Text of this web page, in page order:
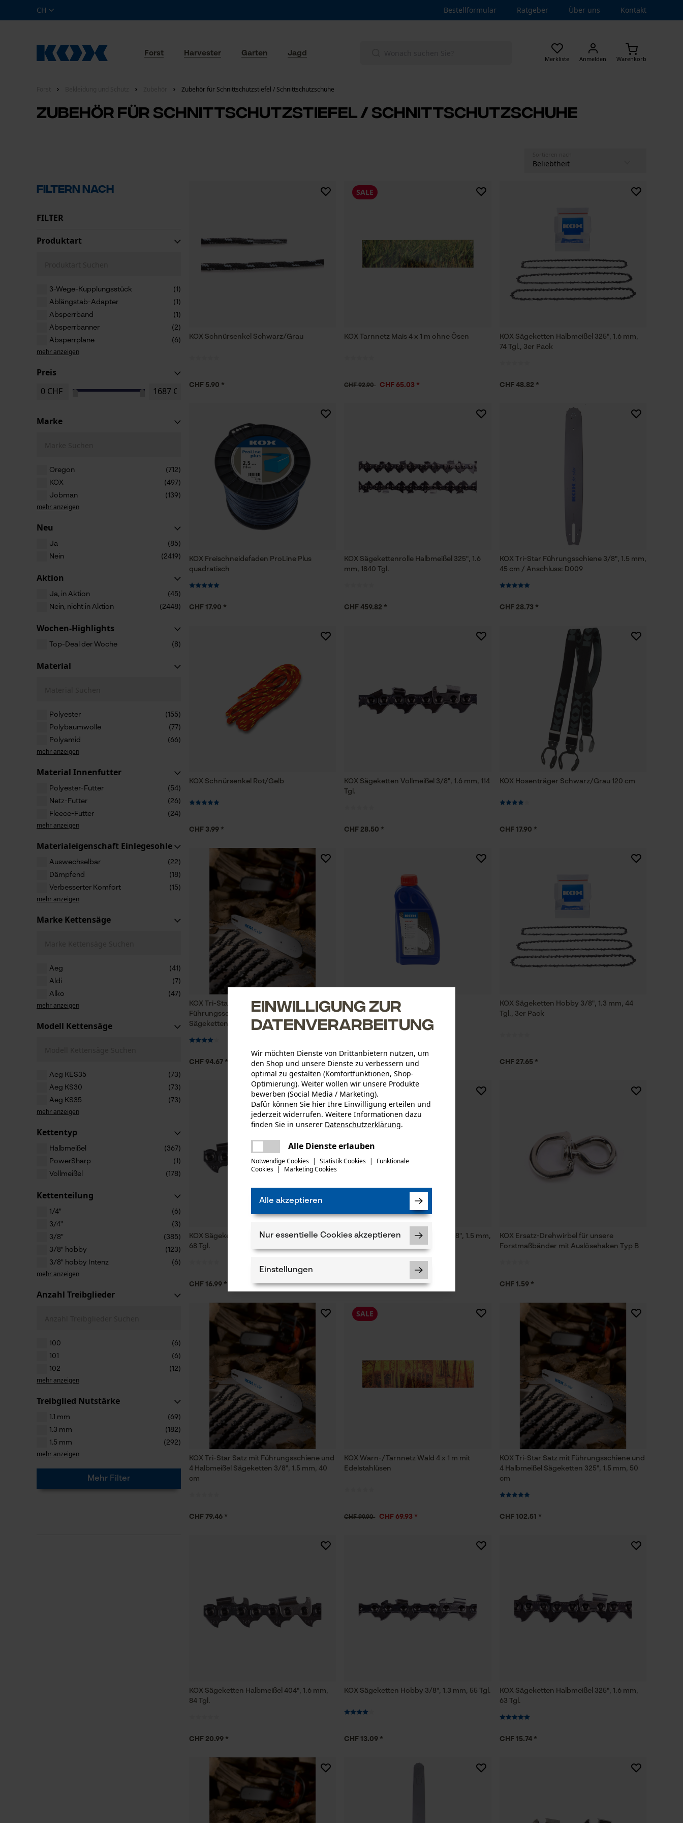
CH Bestellformular Ratgeber Über uns Kontakt
Merkliste Anmelden Warenkorb
Forst Harvester Garten Jagd
Zubehör für Schnittschutzstiefel / Schnittschutzschuhe
Zubehör für Schnittschutzstiefel / Schnittschutzschuhe
Filtern nach
FILTER
Produktart
3-Wege-Kupplungsstück
(1)
Ablängstab-Adapter
(1)
Absperrband
(1)
Absperrbanner
(2)
Absperrplane
(6)
mehr anzeigen
Preis
Marke
Oregon
(712)
KOX
(497)
Jobman
(139)
mehr anzeigen
Neu
Ja
(85)
Nein
(2419)
Aktion
Ja, in Aktion
(45)
Nein, nicht in Aktion
(2448)
Wochen-Highlights
Top-Deal der Woche (8)
Material
Polyester
(155)
Polybaumwolle
(77)
Polyamid
(66)
mehr anzeigen
Material Innenfutter
Polyester-Futter
(54)
Netz-Futter
(26)
Fleece-Futter
(24)
mehr anzeigen
Materialeigenschaft Einlegesohle
Auswechselbar
(22)
Dämpfend
(18)
Verbesserter Komfort
(15)
mehr anzeigen
Marke Kettensäge
Aeg
(41)
Aldi
(7)
Alko
(47)
mehr anzeigen
Modell Kettensäge
Aeg KES35
(73)
Aeg KS30
(73)
Aeg KS35
(73)
mehr anzeigen
Kettentyp
Halbmeißel
(367)
PowerSharp
(1)
Vollmeißel
(178)
Kettenteilung
1/4"
(6)
3/4"
(3)
3/8"
(385)
3/8" hobby
(123)
3/8" hobby Intenz
(6)
mehr anzeigen
Anzahl Treibglieder
100
(6)
101
(6)
102
(12)
mehr anzeigen
Treibglied Nutstärke
1.1 mm
(69)
1.3 mm
(182)
1.5 mm
(292)
mehr anzeigen
Mehr Filter
KOX Schnürsenkel Schwarz/Grau
CHF 5.90 *
KOX Tarnnetz Mais 4 x 1 m ohne Ösen
SALE
CHF 92.90 CHF 65.03 *
KOX Sägeketten Halbmeißel 325", 1.6 mm,
74 Tgl., 3er Pack
CHF 48.82 *
KOX Freischneidefaden ProLine Plus
quadratisch
CHF 17.90 *
KOX Sägekettenrolle Halbmeißel 325", 1.6
mm, 1840 Tgl.
CHF 459.82 *
KOX Tri-Star Führungsschiene 3/8", 1.5 mm,
45 cm / Anschluss: D009
CHF 28.73 *
KOX Schnürsenkel Rot/Gelb
CHF 3.99 *
KOX Sägeketten Vollmeißel 3/8", 1.6 mm, 114
Tgl.
CHF 28.50 *
KOX Hosenträger Schwarz/Grau 120 cm
CHF 17.90 *
KOX Tri-Star Spar-Satz mit
Führungsschiene und 4 DuraCut / MultiCut
Sägeketten 3/8" Hobby, 1.3 mm, 35 cm
CHF 94.67 *
KOX Sägeketten-Haftöl 1L
CHF 5.90 *
KOX Sägeketten Hobby 3/8", 1.3 mm, 44
Tgl., 3er Pack
CHF 27.65 *
KOX Sägeketten Halbmeißel 404", 1.6 mm,
68 Tgl.
CHF 16.99 *
KOX Tri-Star Führungsschiene 3/8", 1.5 mm,
CHF 28.73 *
KOX Ersatz-Drehwirbel für unsere
Forstmaßbänder mit Auslösehaken Typ B
CHF 1.59 *
KOX Tri-Star Satz mit Führungsschiene und
4 Halbmeißel Sägeketten 3/8", 1.5 mm, 40
cm
CHF 79.46 *
KOX Warn-/Tarnnetz Wald 4 x 1 m mit
Edelstahlüsen
SALE
CHF 99.90 CHF 69.93 *
KOX Tri-Star Satz mit Führungsschiene und
4 Halbmeißel Sägeketten 325", 1.5 mm, 50
cm
CHF 102.51 *
KOX Sägeketten Halbmeißel 404", 1.6 mm,
84 Tgl.
CHF 20.99 *
KOX Sägeketten Hobby 3/8", 1.3 mm, 55 Tgl.
CHF 13.09 *
KOX Sägeketten Halbmeißel 325", 1.6 mm,
63 Tgl.
CHF 15.74 *
Einwilligung zur
Datenverarbeitung
Wir möchten Dienste von Drittanbietern nutzen, um
den Shop und unsere Dienste zu verbessern und
optimal zu gestalten (Komfortfunktionen, Shop-
Optimierung). Weiter wollen wir unsere Produkte
bewerben (Social Media / Marketing).
Dafür können Sie hier Ihre Einwilligung erteilen und
jederzeit widerrufen. Weitere Informationen dazu
finden Sie in unserer Datenschutzerklärung.
Alle Dienste erlauben
Notwendige Cookies | Statistik Cookies |
Funktionale
Cookies | Marketing Cookies
Alle akzeptieren
Nur essentielle Cookies akzeptieren
Einstellungen
Notwendige Cookies
Prüfung setzen von Cookies
Session ID
Datenverarbeitung
Econda Tag Manager
Econda Analytics
Funktionale Cookies
Gespeicherter Warenkorb
Persönliche Begrüßung
Google Maps
Kontaktaufnahme per Chat
Marketing Cookies
Es ist ein Fehler aufgetreten. Bitte
versuchen Sie es erneut.
teilen
mail